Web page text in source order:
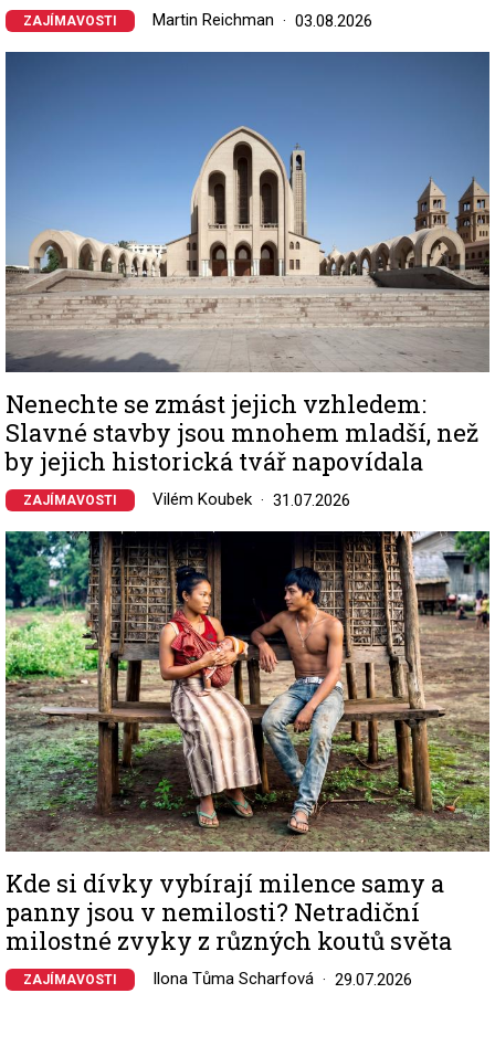
ZAJÍMAVOSTI Martin Reichman 03.08.2026
Nenechte se zmást jejich vzhledem:
Slavné stavby jsou mnohem mladší, než
by jejich historická tvář napovídala
ZAJÍMAVOSTI Vilém Koubek 31.07.2026
Image
Kde si dívky vybírají milence samy a
panny jsou v nemilosti? Netradiční
milostné zvyky z různých koutů světa
ZAJÍMAVOSTI Ilona Tůma Scharfová 29.07.2026